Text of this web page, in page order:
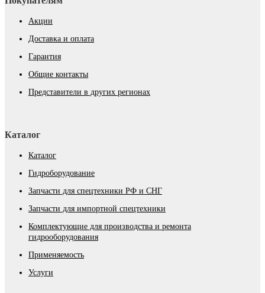
Акции
Доставка и оплата
Гарантия
Общие контакты
Представители в других регионах
Каталог
Каталог
Гидроборудование
Запчасти для спецтехники РФ и СНГ
Запчасти для импортной спецтехники
Комплектующие для производства и ремонта
гидрооборудования
Применяемость
Услуги